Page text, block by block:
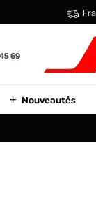
69
Nouveautés